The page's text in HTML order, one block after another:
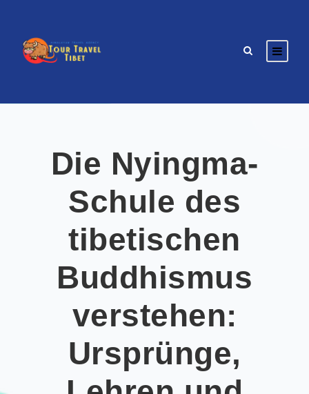
Die Nyingma-
Schule des
tibetischen
Buddhismus
verstehen:
Ursprünge,